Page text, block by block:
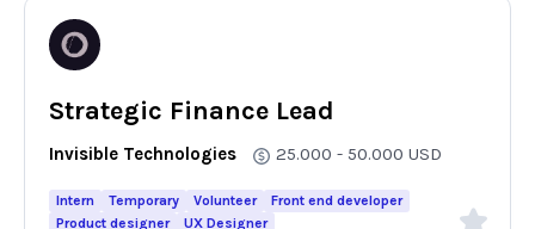
Strategic Finance Lead
Invisible Technologies 25.000 - 50.000 USD
Intern Temporary Volunteer
Front end developer
Product designer
UX Designer